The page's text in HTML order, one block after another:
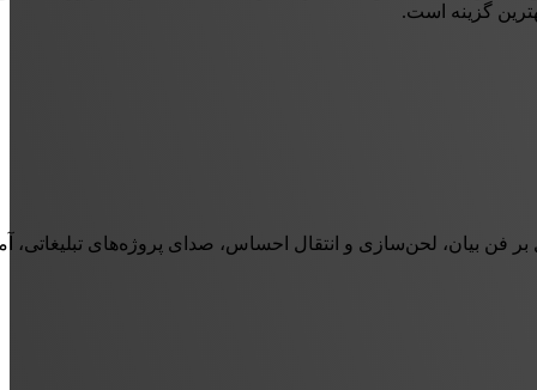
گزینه است.
فن بیان، لحن‌سازی و انتقال احساس، صدای پروژه‌های